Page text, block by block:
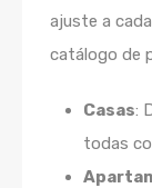
ajuste a
catálogo de
Casas:
todas